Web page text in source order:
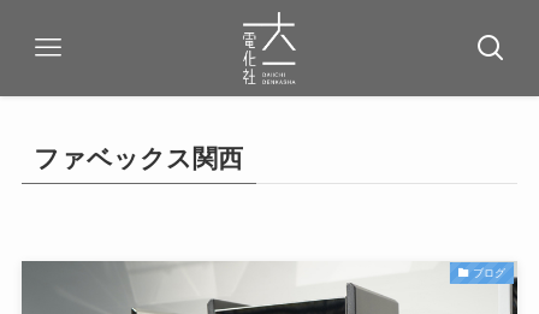
ファベックス関西
ブログ